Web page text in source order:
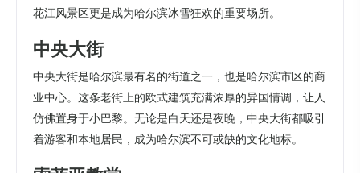
花江风景区更是成为哈尔滨冰雪狂欢的重要场所。
中央大街
中央大街是哈尔滨最有名的街道之一，也是哈尔滨市区的商
业中心。这条老街上的欧式建筑充满浓厚的异国情调，让人
仿佛置身于小巴黎。无论是白天还是夜晚，中央大街都吸引
着游客和本地居民，成为哈尔滨不可或缺的文化地标。